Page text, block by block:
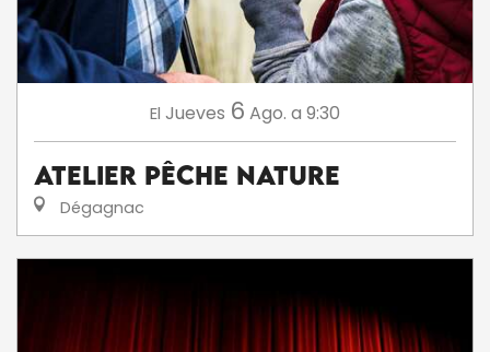
El Jueves 6 Ago. a 9:30
Atelier Pêche Nature
Dégagnac